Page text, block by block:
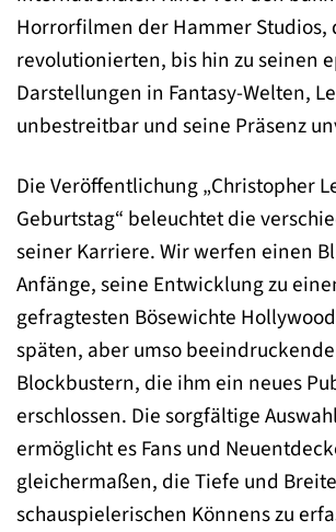
Horrorfilmen der Hammer Studios,
revolutionierten, bis hin zu seinen
Darstellungen in Fantasy-Welten,
unbestreitbar und seine Präsenz
Die Veröffentlichung „Christopher
Geburtstag“ beleuchtet die
seiner Karriere. Wir werfen einen
Anfänge, seine Entwicklung zu
gefragtesten Bösewichte
späten, aber umso
Blockbustern, die ihm ein neues
erschlossen. Die sorgfältige
ermöglicht es Fans und
gleichermaßen, die Tiefe und
schauspielerischen Könnens zu